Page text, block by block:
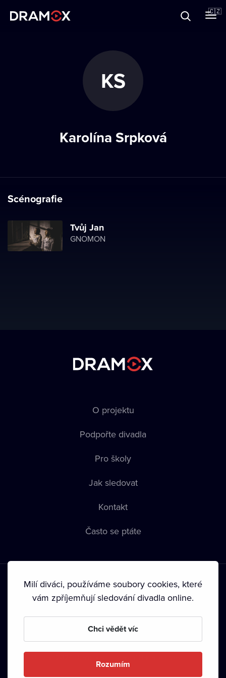
🇨🇿
KS
Karolína Srpková
Scénografie
Tvůj Jan
GNOMON
O projektu
Podpořte divadla
Pro školy
Jak sledovat
Kontakt
Často se ptáte
Podmínky používání • Ochrana soukromí • Zásady používání
• Autorská práva•
Milí diváci, používáme soubory cookies, které
vám zpříjemňují sledování divadla online.
Chci vědět víc
Rozumím